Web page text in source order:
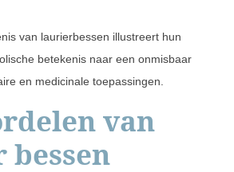
van laurierbessen illustreert hun
betekenis naar een onmisbaar
en medicinale toepassingen.
van